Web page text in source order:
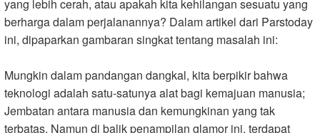
yang lebih cerah, atau apakah kita kehilangan sesuatu yang
berharga dalam perjalanannya? Dalam artikel dari Parstoday
ini, dipaparkan gambaran singkat tentang masalah ini:
Mungkin dalam pandangan dangkal, kita berpikir bahwa
teknologi adalah satu-satunya alat bagi kemajuan manusia;
Jembatan antara manusia dan kemungkinan yang tak
terbatas. Namun di balik penampilan glamor ini, terdapat